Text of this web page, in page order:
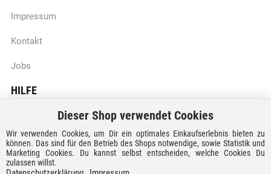
Impressum
Kontakt
Jobs
HILFE
Batteriegesetzhinweise
Vertrag widerrufen
Versandkosten und Lieferzeiten
Dieser Shop verwendet Cookies
Wir verwenden Cookies, um Dir ein optimales Einkaufserlebnis bieten zu
können. Das sind für den Betrieb des Shops notwendige, sowie Statistik und
Marketing Cookies. Du kannst selbst entscheiden, welche Cookies Du
zulassen willst.